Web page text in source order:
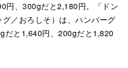
円、300gだと2,180円。「ドン
／おろしそ）は、ハンバーグ
だと1,640円、200gだと1,820